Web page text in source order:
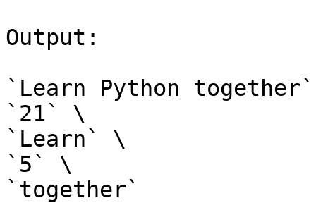
Output:
`Learn Python
`21` \
`Learn` \
`5` \
`together`